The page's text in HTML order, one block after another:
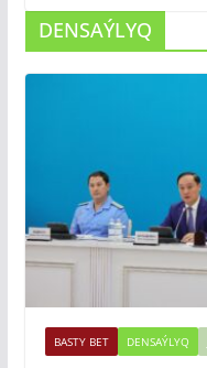
DENSAÝLYQ
BASTY BET DENSAÝLYQ